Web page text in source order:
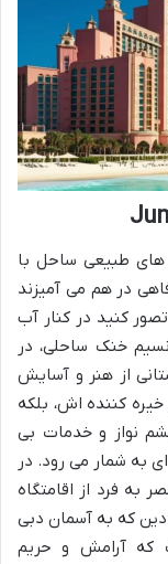
های طبیعی ساحل با
در هم می آمیزند
کنید در کنار آب
خنک ساحلی، در
از هنر و آسایش
کننده اش، بلکه
نواز و خدمات بی
به شمار می رود. در
به فرد از اقامتگاه
که به آسمان دبی
که آرامش و حریم